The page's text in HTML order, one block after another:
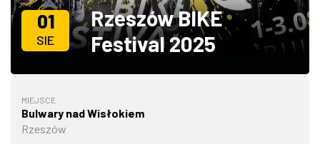
01
SIE
Rzeszów BIKE
Festival 2025
MIEJSCE
Bulwary nad Wisłokiem
Rzeszów